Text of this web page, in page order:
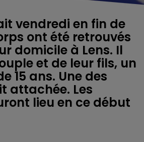
vendredi en fin de
ont été retrouvés
domicile à Lens. Il
et de leur fils, un
15 ans. Une des
attachée. Les
lieu en ce début